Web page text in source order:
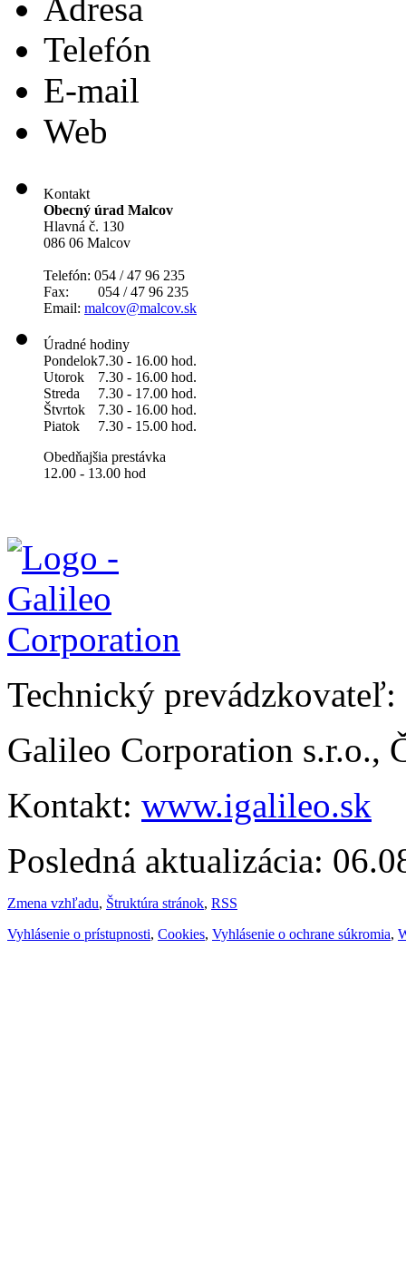
Adresa
Telefón
E-mail
Web
Kontakt
Obecný úrad Malcov
Hlavná č. 130
086 06 Malcov
Telefón: 054 / 47 96 235
Fax: 054 / 47 96 235
Email: malcov@malcov.sk
Úradné hodiny
Pondelok7.30 - 16.00 hod.
Utorok
7.30 - 16.00 hod.
Streda
7.30 - 17.00 hod.
Štvrtok
7.30 - 16.00 hod.
Piatok
7.30 - 15.00 hod.
Obedňajšia prestávka
12.00 - 13.00 hod
Technický prevádzkovateľ:
Galileo Corporation s.r.o.,
Kontakt: www.igalileo.sk
Posledná aktualizácia:
Zmena vzhľadu, Štruktúra stránok, RSS
Vyhlásenie o prístupnosti, Cookies, Vyhlásenie o ochrane súkromia,